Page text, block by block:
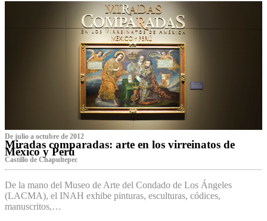
De julio a octubre de 2012
Miradas comparadas: arte en los virreinatos de
México y Perú
Castillo de Chapultepec
De la mano del Museo de Arte del Condado de Los Ángeles
(LACMA), el INAH exhibe pinturas, esculturas, códices,
manuscritos,…